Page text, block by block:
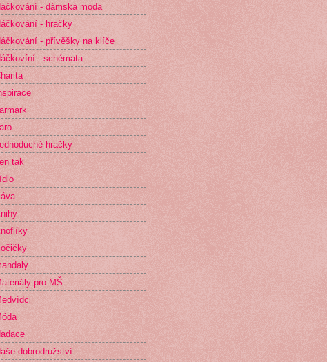
- dámská móda
- hračky
- přívěšky na klíče
- schémata
hračky
tak
pro MŠ
dobrodružství